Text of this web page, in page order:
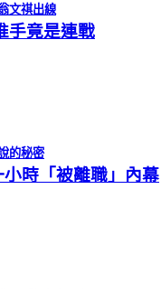
文祺出線
竟是連戰
的秘密
時「被離職」內幕